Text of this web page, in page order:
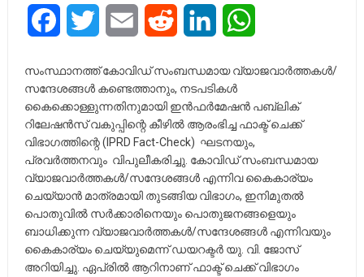
FacebookTwitter Email Reddit LinkedIn
സംസ്ഥാനത്ത് കോവിഡ് സംബന്ധമായ വ്യാജവാർത്തകൾ/
സന്ദേശങ്ങൾ കണ്ടെത്താനും, നടപടികൾ
കൈക്കൊള്ളുന്നതിനുമായി ഇൻഫർമേഷൻ പബ്ലിക്
റിലേഷൻസ് വകുപ്പിന്റെ കീഴിൽ ആരംഭിച്ച ഫാക്ട് ചെക്ക്
വിഭാഗത്തിന്റെ (IPRD Fact-Check) ഘടനയും,
പ്രവർത്തനവും വിപുലീകരിച്ചു. കോവിഡ് സംബന്ധമായ
വ്യാജവാർത്തകൾ/സന്ദേശങ്ങൾ എന്നിവ കൈകാര്യം
ചെയ്യാൻ മാത്രമായി തുടങ്ങിയ വിഭാഗം, ഇനിമുതൽ
പൊതുവിൽ സർക്കാരിനെയും പൊതുജനങ്ങളെയും
ബാധിക്കുന്ന വ്യാജവാർത്തകൾ/സന്ദേശങ്ങൾ എന്നിവയും
കൈകാര്യം ചെയ്യുമെന്ന് ഡയറക്ടർ യു. വി. ജോസ്
അറിയിച്ചു. ഏപ്രിൽ ആറിനാണ് ഫാക്ട് ചെക്ക് വിഭാഗം